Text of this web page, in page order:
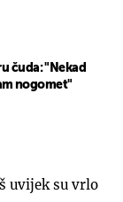
čuda: "Nekad
nogomet"
uvijek su vrlo